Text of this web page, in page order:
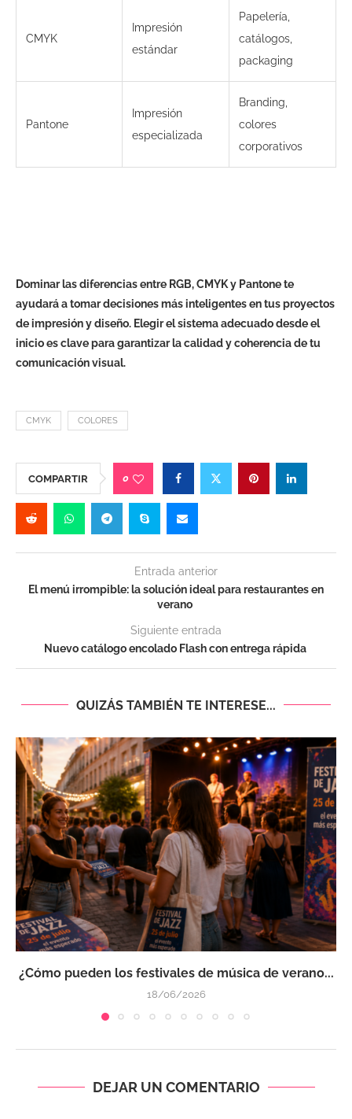
CMYK
Impresión
estándar
Papelería,
catálogos,
packaging
Pantone
Impresión
especializada
Branding,
colores
corporativos
Dominar las diferencias entre RGB, CMYK y Pantone te
ayudará a tomar decisiones más inteligentes en tus proyectos
de impresión y diseño. Elegir el sistema adecuado desde el
inicio es clave para garantizar la calidad y coherencia de tu
comunicación visual.
CMYK COLORES
COMPARTIR 0
Entrada anterior
El menú irrompible: la solución ideal para restaurantes en
verano
Siguiente entrada
Nuevo catálogo encolado Flash con entrega rápida
QUIZÁS TAMBIÉN TE INTERESE...
¿Cómo pueden los festivales de música de verano...
18/06/2026
DEJAR UN COMENTARIO